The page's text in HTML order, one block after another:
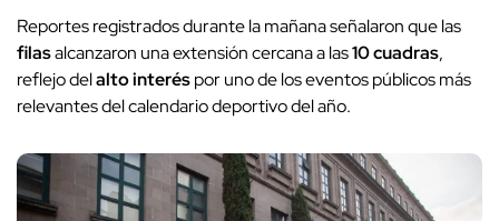
Reportes registrados durante la mañana señalaron que las
filasalcanzaron una extensión cercana a las10 cuadras,
reflejo delalto interéspor uno de los eventos públicos más
relevantes del calendario deportivo del año.